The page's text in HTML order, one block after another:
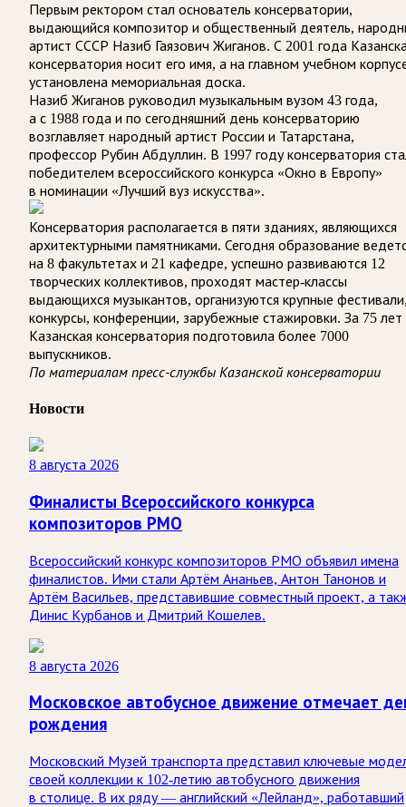
Первым ректором стал основатель консерватории,
выдающийся композитор и общественный деятель,
артист СССР Назиб Гаязович Жиганов. С 2001 года
консерватория носит его имя, а на главном учебном
установлена мемориальная доска.
Назиб Жиганов руководил музыкальным вузом 43 года,
а с 1988 года и по сегодняшний день консерваторию
возглавляет народный артист России и Татарстана,
профессор Рубин Абдуллин. В 1997 году консерватория
победителем всероссийского конкурса «Окно в Европу»
в номинации «Лучший вуз искусства».
Консерватория располагается в пяти зданиях, являющихся
архитектурными памятниками. Сегодня образование
на 8 факультетах и 21 кафедре, успешно развиваются 12
творческих коллективов, проходят мастер-классы
выдающихся музыкантов, организуются крупные
конкурсы, конференции, зарубежные стажировки. За 75 лет
Казанская консерватория подготовила более 7000
выпускников.
По материалам пресс-службы Казанской консерватории
Новости
8 августа 2026
Финалисты Всероссийского конкурса
композиторов РМО
Всероссийский конкурс композиторов РМО объявил имена
финалистов. Ими стали Артём Ананьев, Антон Танонов и
Артём Васильев, представившие совместный проект, а
Динис Курбанов и Дмитрий Кошелев.
8 августа 2026
Московское автобусное движение отмечает
рождения
Московский Музей транспорта представил ключевые
своей коллекции к 102-летию автобусного движения
в столице. В их ряду — английский «Лейланд», работавший